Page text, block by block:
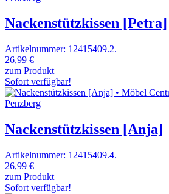
Nackenstützkissen [Petra]
Artikelnummer: 12415409.2.
26,99 €
zum Produkt
Sofort verfügbar!
Nackenstützkissen [Anja]
Artikelnummer: 12415409.4.
26,99 €
zum Produkt
Sofort verfügbar!